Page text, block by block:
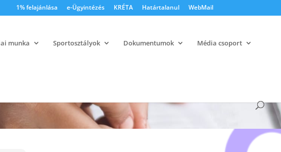
1% felajánlása e-Ügyintézés KRÉTA Határtalanul WebMail
munka Sportosztályok Dokumentumok Média csoport